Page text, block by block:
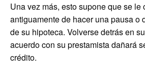
Una vez más, esto supone que se
antiguamente de hacer una pausa o
de su hipoteca. Volverse detrás en
acuerdo con su prestamista dañará
crédito.